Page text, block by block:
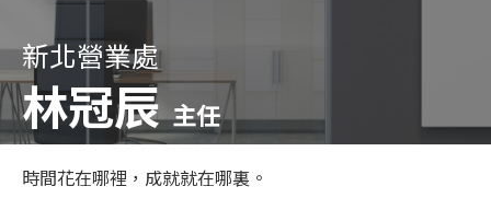
新北營業處
林冠辰 主任
時間花在哪裡，成就就在哪裏。